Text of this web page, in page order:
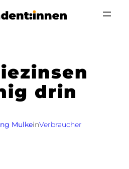
drin
MulkeinVerbraucher